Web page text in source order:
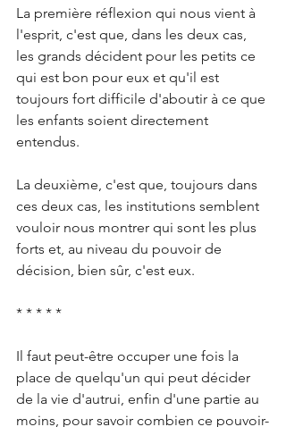
La première réflexion qui nous vient à
l'esprit, c'est que, dans les deux cas,
les grands décident pour les petits ce
qui est bon pour eux et qu'il est
toujours fort difficile d'aboutir à ce que
les enfants soient directement
entendus.
La deuxième, c'est que, toujours dans
ces deux cas, les institutions semblent
vouloir nous montrer qui sont les plus
forts et, au niveau du pouvoir de
décision, bien sûr, c'est eux.
* * * * *
Il faut peut-être occuper une fois la
place de quelqu'un qui peut décider
de la vie d'autrui, enfin d'une partie au
moins, pour savoir combien ce pouvoir-